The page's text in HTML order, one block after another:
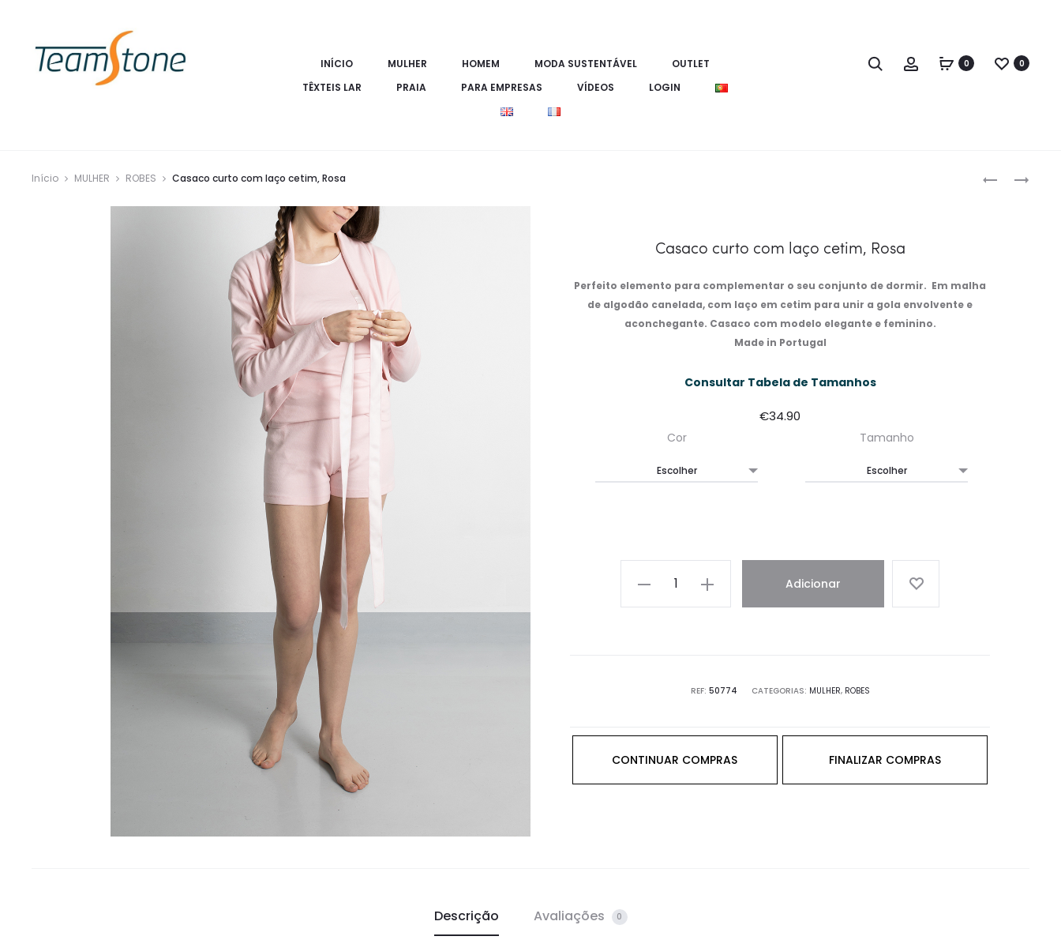
INÍCIO MULHER HOMEM MODA SUSTENTÁVEL
OUTLET
TÊXTEIS LAR
PRAIA PARA EMPRESAS VÍDEOS LOGIN
0 0
Início MULHER ROBES Casaco curto com laço cetim, Rosa
Casaco curto com laço cetim, Rosa
Perfeito elemento para complementar o seu conjunto de dormir. Em malha
de algodão canelada, com laço em cetim para unir a gola envolvente e
aconchegante. Casaco com modelo elegante e feminino.
Made in Portugal
Consultar Tabela de Tamanhos
€34.90
Cor Tamanho
Quantidade Adicionar
REF: 50774 CATEGORIAS: MULHER, ROBES
CONTINUAR COMPRAS FINALIZAR COMPRAS
Descrição Avaliações 0